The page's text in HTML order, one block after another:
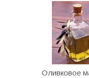
Оливковое